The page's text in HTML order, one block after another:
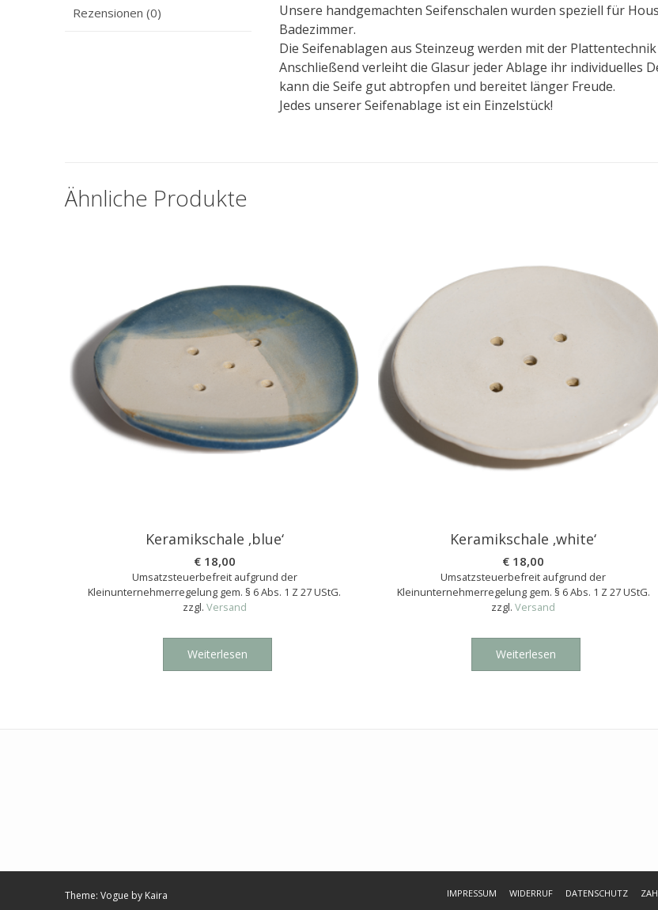
Rezensionen (0)
Unsere handgemachten Seifenschalen wurden speziell für
Badezimmer.
Die Seifenablagen aus Steinzeug werden mit der
Anschließend verleiht die Glasur jeder Ablage ihr individuelles
kann die Seife gut abtropfen und bereitet länger Freude.
Jedes unserer Seifenablage ist ein Einzelstück!
Ähnliche Produkte
Keramikschale ‚blue‘
€18,00
Umsatzsteuerbefreit aufgrund der
Kleinunternehmerregelung gem. § 6 Abs. 1 Z 27 UStG.
zzgl. Versand
Weiterlesen
Keramikschale ‚white‘
€ 18,00
Umsatzsteuerbefreit aufgrund der
Kleinunternehmerregelung gem. § 6 Abs. 1 Z 27 UStG.
zzgl.Versand
Weiterlesen
Theme: Vogue by Kaira IMPRESSUM WIDERRUF DATENSCHUTZ